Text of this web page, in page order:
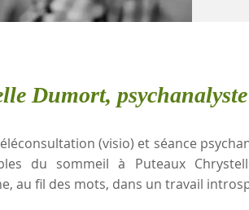
Dumort,
(visio) et séance
du sommeil à Puteaux
au fil des mots, dans un travail